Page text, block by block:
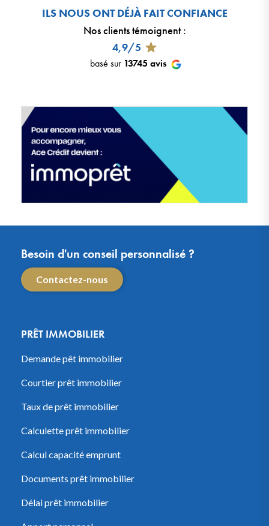
ILS NOUS ONT DÉJÀ FAIT CONFIANCE
Nos clients témoignent:
4,9/5
basé sur 13745 avis
Besoin d'un conseil personnalisé ?
Contactez-nous
PRÊT IMMOBILIER
Demande pêt immobilier
Courtier prêt immobilier
Taux de prêt immobilier
Calculette prêt immobilier
Calcul capacité emprunt
Documents prêt immobilier
Délai prêt immobilier